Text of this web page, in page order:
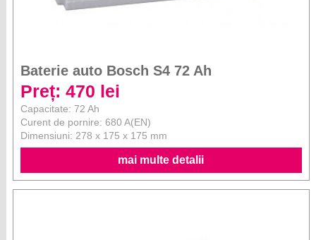
Baterie auto Bosch S4 72 Ah
Preț: 470 lei
Capacitate: 72 Ah
Curent de pornire: 680 A(EN)
Dimensiuni: 278 x 175 x 175 mm
mai multe detalii